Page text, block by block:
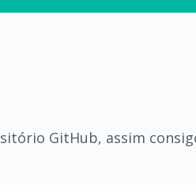
GitHub, assim